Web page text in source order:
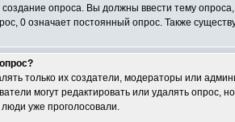
создание опроса. Вы должны ввести тему
0 означает постоянный опрос. Также
только их создатели, модераторы или
могут редактировать или удалять
уже проголосовали.